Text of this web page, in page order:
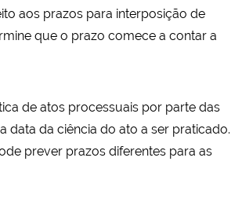
aos prazos para interposição de
que o prazo comece a contar a
de atos processuais por parte das
data da ciência do ato a ser praticado.
prever prazos diferentes para as